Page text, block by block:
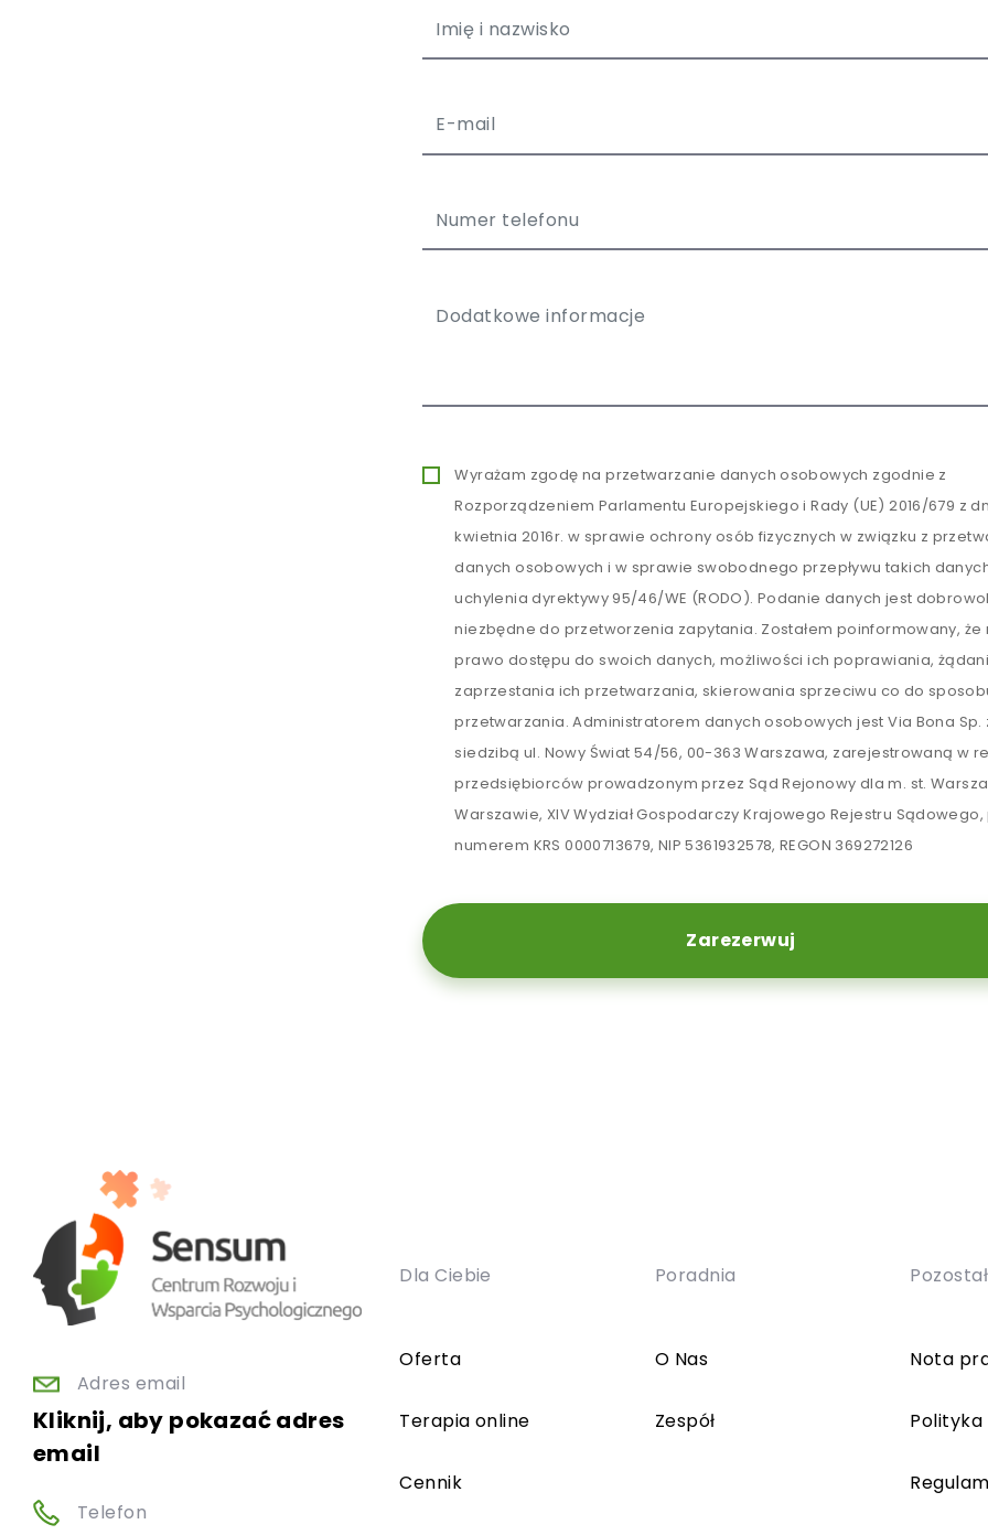
Wyrażam zgodę na przetwarzanie danych osobowych zgodnie z
Rozporządzeniem Parlamentu Europejskiego i Rady (UE) 2016/679 z
kwietnia 2016r. w sprawie ochrony osób fizycznych w związku z
danych osobowych i w sprawie swobodnego przepływu takich
uchylenia dyrektywy 95/46/WE (RODO). Podanie danych jest
niezbędne do przetworzenia zapytania. Zostałem poinformowany, że
prawo dostępu do swoich danych, możliwości ich poprawiania,
zaprzestania ich przetwarzania, skierowania sprzeciwu co do
przetwarzania. Administratorem danych osobowych jest Via Bona Sp.
siedzibą ul. Nowy Świat 54/56, 00-363 Warszawa, zarejestrowaną w
przedsiębiorców prowadzonym przez Sąd Rejonowy dla m. st.
Warszawie, XIV Wydział Gospodarczy Krajowego Rejestru
numerem KRS 0000713679, NIP 5361932578, REGON 369272126
Zarezerwuj
Adres email
Kliknij, aby pokazać adres
email
Telefon
Dla Ciebie
Oferta
Terapia online
Cennik
Poradnia
O Nas
Zespół
Nota